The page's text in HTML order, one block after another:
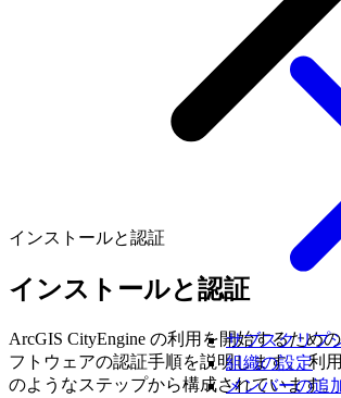
サブスクリプ
組織の設定
メンバーの追
インストールと認証
インストールと認証
ArcGIS CityEngine の利用を開始するため
フトウェアの認証手順を説明します。 利
のようなステップから構成されています。